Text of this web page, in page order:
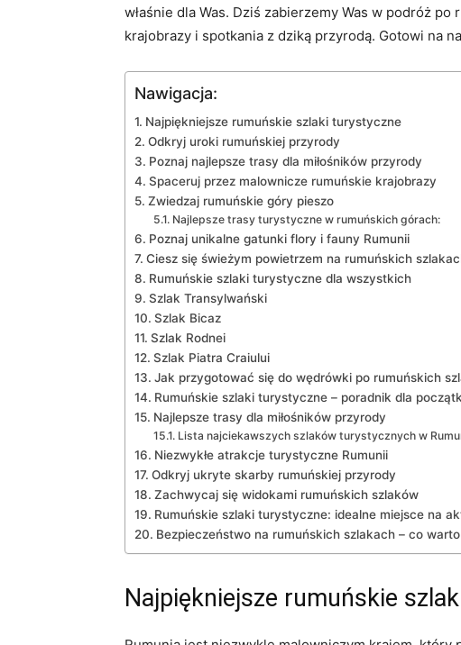
właśnie dla Was. Dziś zabierzemy Was w podróż⁤
krajobrazy i spotkania z dziką⁢ przyrodą. Gotowi ‌na
Nawigacja:
Najpiękniejsze rumuńskie szlaki turystyczne
Odkryj uroki rumuńskiej ​przyrody
Poznaj najlepsze trasy dla miłośników przyrody
Spaceruj przez malownicze rumuńskie krajobrazy
Zwiedzaj rumuńskie góry pieszo
Najlepsze trasy turystyczne ‌w rumuńskich ‌górach:
Poznaj unikalne gatunki ​flory i​ fauny Rumunii
Ciesz się świeżym powietrzem na rumuńskich
Rumuńskie szlaki turystyczne dla wszystkich
Szlak Transylwański
Szlak Bicaz
Szlak Rodnei
Szlak Piatra ‌Craiului
Jak przygotować się do wędrówki po rumuńskich
Rumuńskie szlaki ‍turystyczne⁣ – ‌poradnik dla
Najlepsze trasy dla​ miłośników⁤ przyrody
Lista najciekawszych‌ szlaków ⁤turystycznych w
Niezwykłe atrakcje turystyczne ‌Rumunii
Odkryj ukryte skarby ⁢rumuńskiej przyrody
Zachwycaj się widokami rumuńskich szlaków
Rumuńskie szlaki turystyczne: idealne ​miejsce na
Bezpieczeństwo na rumuńskich szlakach – co
Najpiękniejsze rumuńskie